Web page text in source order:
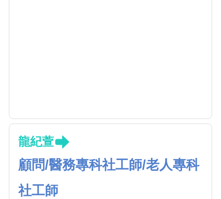
龍紀萱
顧問/醫務專科社工師/老人專科
社工師